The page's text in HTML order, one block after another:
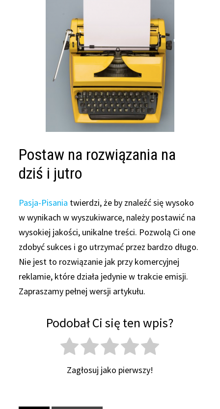
Postaw na rozwiązania na
dziś i jutro
Pasja-Pisania twierdzi, że by znaleźć się wysoko
w wynikach w wyszukiwarce, należy postawić na
wysokiej jakości, unikalne treści. Pozwolą Ci one
zdobyć sukces i go utrzymać przez bardzo długo.
Nie jest to rozwiązanie jak przy komercyjnej
reklamie, które działa jedynie w trakcie emisji.
Zapraszamy pełnej wersji artykułu.
Podobał Ci się ten wpis?
Zagłosuj jako pierwszy!